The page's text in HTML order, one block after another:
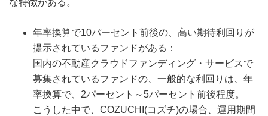
な特徴がある。
年率換算で10パーセント前後の、高い期待利回りが
提示されているファンドがある：
国内の不動産クラウドファンディング・サービスで
募集されているファンドの、一般的な利回りは、年
率換算で、2パーセント～5パーセント前後程度。
こうした中で、COZUCHI(コズチ)の場合、運用期間